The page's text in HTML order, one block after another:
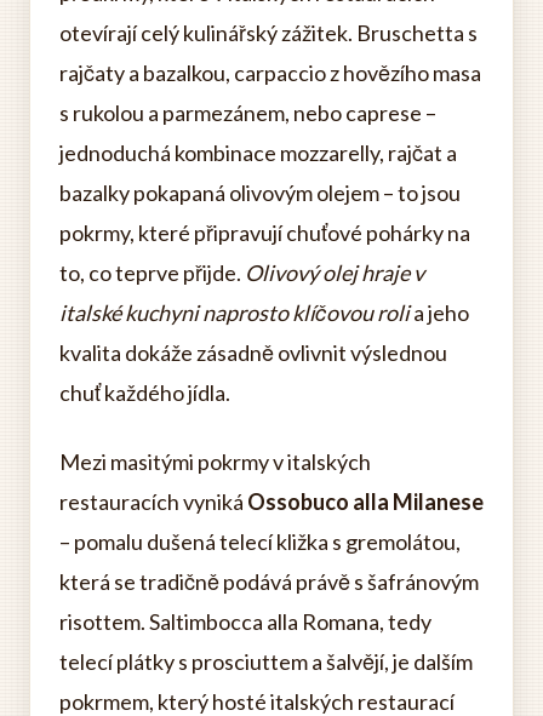
otevírají celý kulinářský zážitek. Bruschetta s
rajčaty a bazalkou, carpaccio z hovězího masa
s rukolou a parmezánem, nebo caprese –
jednoduchá kombinace mozzarelly, rajčat a
bazalky pokapaná olivovým olejem – to jsou
pokrmy, které připravují chuťové pohárky na
to, co teprve přijde. Olivový olej hraje v
italské kuchyni naprosto klíčovou rolia jeho
kvalita dokáže zásadně ovlivnit výslednou
chuť každého jídla.
Mezi masitými pokrmy v italských
restauracích vyniká Ossobuco alla Milanese
– pomalu dušená telecí kližka s gremolátou,
která se tradičně podává právě s šafránovým
risottem. Saltimbocca alla Romana, tedy
telecí plátky s prosciuttem a šalvějí, je dalším
pokrmem, který hosté italských restaurací